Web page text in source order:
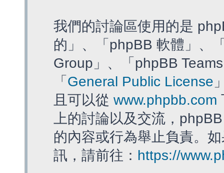
我們的討論區使用的是
的」、「phpBB 軟體」、
Group」、「phpBB
「 General Public License
且可以從 www.phpbb.com
上的討論以及交流，
的內容或行為舉止負責。
訊，請前往： https://